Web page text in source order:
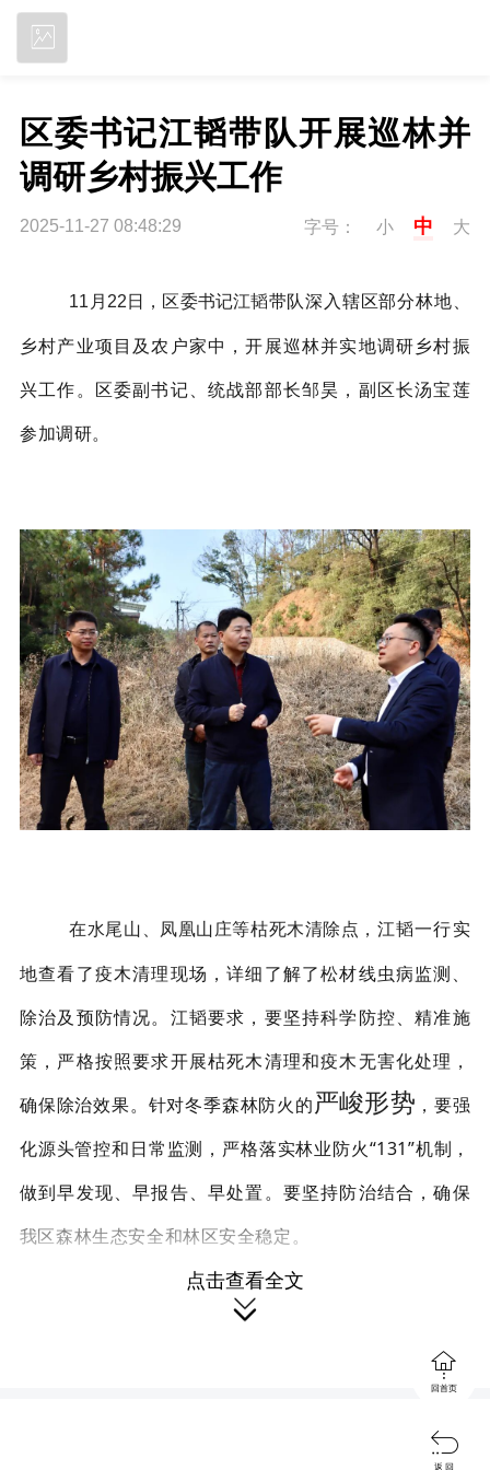
区委书记江韬带队开展巡林并
调研乡村振兴工作
2025-11-27 08:48:29 字号： 小 中 大
11月22日，区委书记江韬带队深入辖区部分林地、
乡村产业项目及农户家中，开展巡林并实地调研乡村振
兴工作。区委副书记、统战部部长邹昊，副区长汤宝莲
参加调研。
在水尾山、凤凰山庄等枯死木清除点， 江韬一行实
地查看了疫木清理现场，详细了解了松材线虫病监测、
除治及预防情况。 江韬要求，要坚持科学防控、精准施
策，严格按照要求开展枯死木清理和疫木无害化处理，
确保除治效果。针对冬季森林防火的严峻形势 ，要强
化源头管控和日常监测，严格落实林业防火“131”机制，
做到早发现、早报告、早处置。 要坚持防治结合，确保
我区森林生态安全和林区安全稳定。
点击查看全文


回首页

返 回